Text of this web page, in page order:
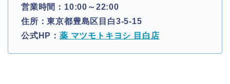
営業時間：10:00～22:00
住所：東京都豊島区目白3-5-15
公式HP： 薬 マツモトキヨシ 目白店